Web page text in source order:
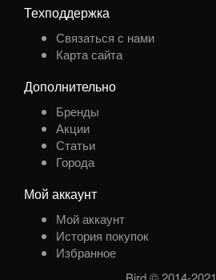
Техподдержка
Связаться с нами
Карта сайта
Дополнительно
Бренды
Акции
Статьи
Города
Мой аккаунт
Мой аккаунт
История покупок
Избранное